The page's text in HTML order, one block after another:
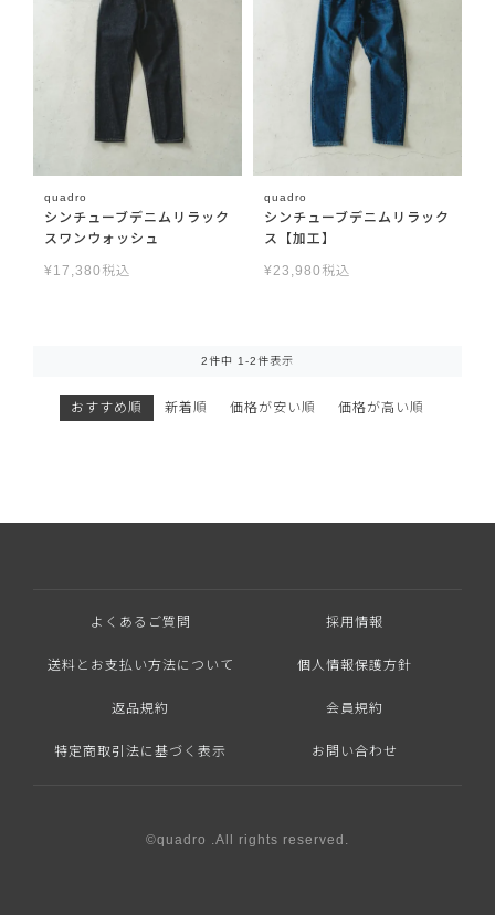
quadro
シンチューブデニムリラック
スワンウォッシュ
¥17,380 税込
quadro
シンチューブデニムリラック
ス【加工】
¥23,980 税込
おすすめ順 新着順 価格が安い順 価格が高い順
2件中 1 -2件表示
よくあるご質問 採用情報
送料とお支払い方法について 個人情報保護方針
返品規約 会員規約
特定商取引法に基づく表示 お問い合わせ
©quadro .All rights reserved.